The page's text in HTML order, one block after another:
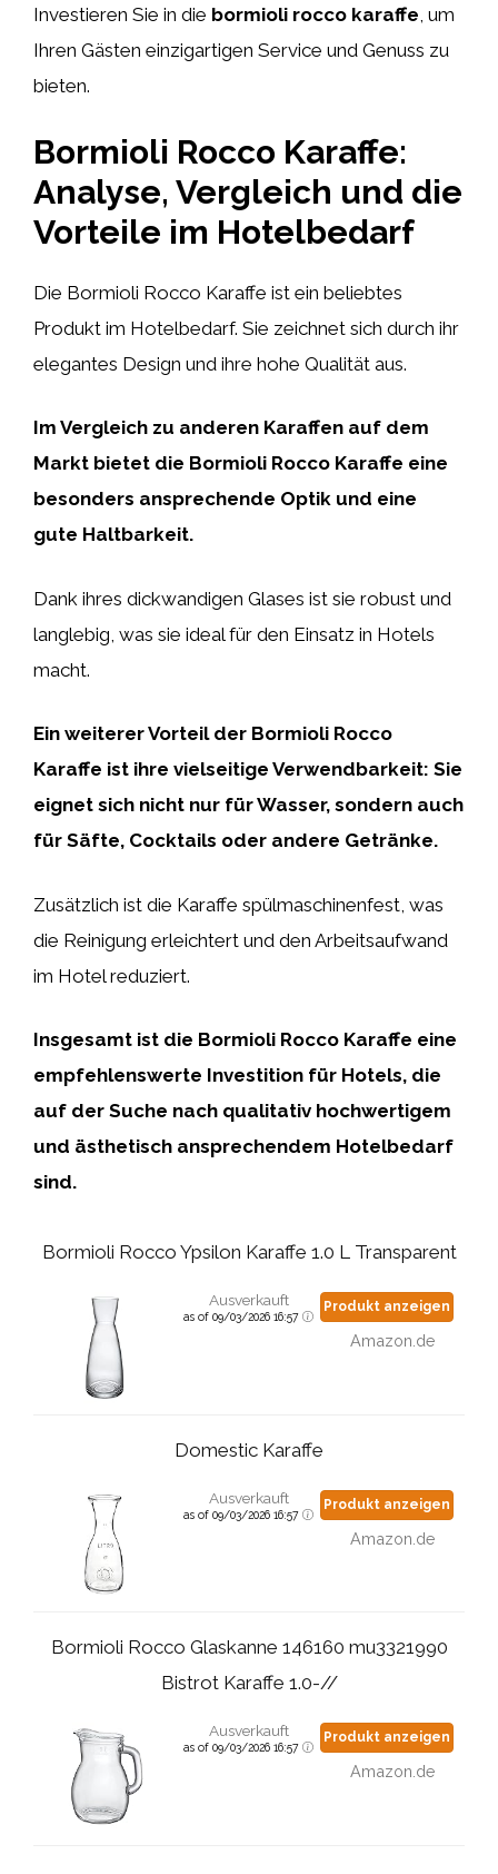
Investieren Sie in die bormioli rocco karaffe, um
Ihren Gästen einzigartigen Service und Genuss zu
bieten.
Bormioli Rocco Karaffe:
Analyse, Vergleich und die
Vorteile im Hotelbedarf
Die Bormioli Rocco Karaffe ist ein beliebtes
Produkt im Hotelbedarf. Sie zeichnet sich durch ihr
elegantes Design und ihre hohe Qualität aus.
Im Vergleich zu anderen Karaffen auf dem
Markt bietet die Bormioli Rocco Karaffe eine
besonders ansprechende Optik und eine
gute Haltbarkeit.
Dank ihres dickwandigen Glases ist sie robust und
langlebig, was sie ideal für den Einsatz in Hotels
macht.
Ein weiterer Vorteil der Bormioli Rocco
Karaffe ist ihre vielseitige Verwendbarkeit: Sie
eignet sich nicht nur für Wasser, sondern auch
für Säfte, Cocktails oder andere Getränke.
Zusätzlich ist die Karaffe spülmaschinenfest, was
die Reinigung erleichtert und den Arbeitsaufwand
im Hotel reduziert.
Insgesamt ist die Bormioli Rocco Karaffe eine
empfehlenswerte Investition für Hotels, die
auf der Suche nach qualitativ hochwertigem
und ästhetisch ansprechendem Hotelbedarf
sind.
Bormioli Rocco Ypsilon Karaffe 1.0 L Transparent
Ausverkauft
as of 09/03/2026 16:57
Produkt anzeigen
Amazon.de
Domestic Karaffe
Ausverkauft
as of 09/03/2026 16:57
Produkt anzeigen
Amazon.de
Bormioli Rocco Glaskanne 146160 mu3321990
Bistrot Karaffe 1.0-//
Ausverkauft
as of 09/03/2026 16:57
Produkt anzeigen
Amazon.de